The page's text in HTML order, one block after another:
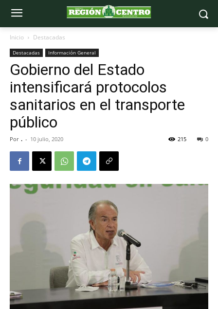
Inicio Destacadas
Destacadas Información General
Gobierno del Estado
intensificará protocolos
sanitarios en el transporte
público
Por . - 10 julio, 2020 0
215